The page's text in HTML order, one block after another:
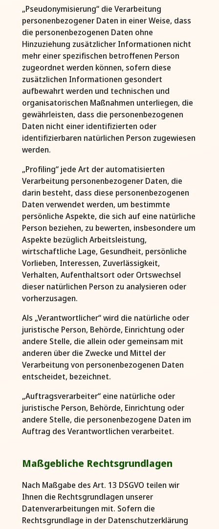
„Pseudonymisierung“ die Verarbeitung
personenbezogener Daten in einer Weise, dass
die personenbezogenen Daten ohne
Hinzuziehung zusätzlicher Informationen nicht
mehr einer spezifischen betroffenen Person
zugeordnet werden können, sofern diese
zusätzlichen Informationen gesondert
aufbewahrt werden und technischen und
organisatorischen Maßnahmen unterliegen, die
gewährleisten, dass die personenbezogenen
Daten nicht einer identifizierten oder
identifizierbaren natürlichen Person zugewiesen
werden.
„Profiling“ jede Art der automatisierten
Verarbeitung personenbezogener Daten, die
darin besteht, dass diese personenbezogenen
Daten verwendet werden, um bestimmte
persönliche Aspekte, die sich auf eine natürliche
Person beziehen, zu bewerten, insbesondere um
Aspekte bezüglich Arbeitsleistung,
wirtschaftliche Lage, Gesundheit, persönliche
Vorlieben, Interessen, Zuverlässigkeit,
Verhalten, Aufenthaltsort oder Ortswechsel
dieser natürlichen Person zu analysieren oder
vorherzusagen.
Als „Verantwortlicher“ wird die natürliche oder
juristische Person, Behörde, Einrichtung oder
andere Stelle, die allein oder gemeinsam mit
anderen über die Zwecke und Mittel der
Verarbeitung von personenbezogenen Daten
entscheidet, bezeichnet.
„Auftragsverarbeiter“ eine natürliche oder
juristische Person, Behörde, Einrichtung oder
andere Stelle, die personenbezogene Daten im
Auftrag des Verantwortlichen verarbeitet.
Maßgebliche Rechtsgrundlagen
Nach Maßgabe des Art. 13 DSGVO teilen wir
Ihnen die Rechtsgrundlagen unserer
Datenverarbeitungen mit. Sofern die
Rechtsgrundlage in der Datenschutzerklärung